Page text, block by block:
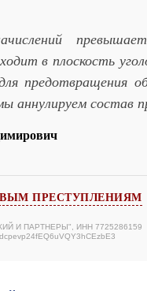
в плоскость
предотвращения
аннулируем состав
ПРЕСТУПЛЕНИЯМ
И ПАРТНЕРЫ", ИНН 7725286159